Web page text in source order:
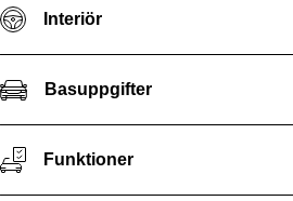
Interiör
Basuppgifter
Funktioner